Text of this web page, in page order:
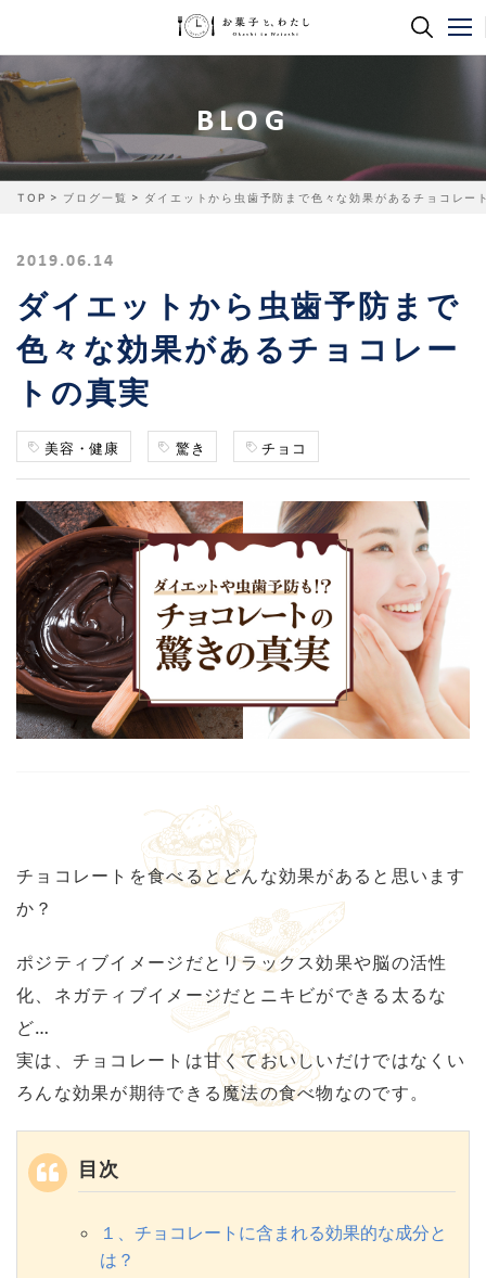
BLOG
TOP ブログ一覧 ダイエットから虫歯予防まで色々な効果があるチョコレー
2019.06.14
ダイエットから虫歯予防まで
色々な効果があるチョコレー
トの真実
美容・健康 驚き チョコ
チョコレートを食べるとどんな効果があると思います
か？
ポジティブイメージだとリラックス効果や脳の活性
化、ネガティブイメージだとニキビができる太るな
ど…
実は、チョコレートは甘くておいしいだけではなくい
ろんな効果が期待できる魔法の食べ物なのです。
目次
１、チョコレートに含まれる効果的な成分と
は？